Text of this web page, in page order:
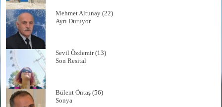
Mehmet Altunay (22)
Ayrı Duruyor
Sevil Özdemir(13)
Son Resital
Bülent Öntaş (56)
Sonya